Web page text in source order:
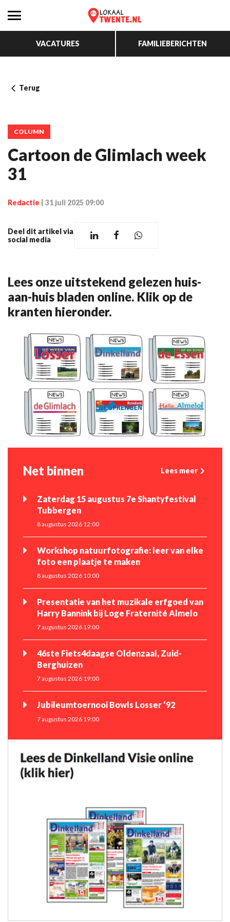
VACATURES FAMILIEBERICHTEN
Terug
COLUMN
Cartoon de Glimlach week
31
Redactie 31 juli 2025 09:00
Deel dit artikel via
social media
Lees onze uitstekend gelezen huis-
aan-huis bladen online. Klik op de
kranten hieronder.
Net binnen Lees meer
Zaterdag 15 augustus 7e Shantyfestival
Tubbergen
8 augustus 2026 12:00
Workshop natuurfotografie: leer van elke
foto een plaatje te maken
8 augustus 2026 10:00
Presentatie van het muzikale erfgoed van
Harry Bannink bij Loge Fraternité Almelo
7 augustus 2026 19:00
46ste Fiets4daagse Oldenzaal, Zuid-
Berghuizen
7 augustus 2026 19:00
Jubileumtoernooi Bowls Losser ‘92
7 augustus 2026 19:00